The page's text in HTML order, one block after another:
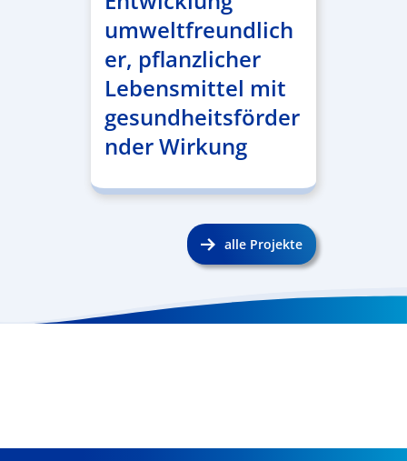
umweltfreundlich
er, pflanzlicher
Lebensmittel mit
gesundheitsförder
nder Wirkung
alle Projekte